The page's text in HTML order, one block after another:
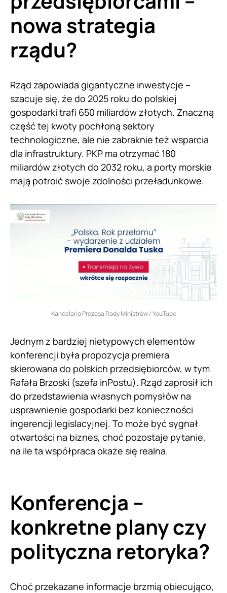
nowa strategia
rządu?
Rząd zapowiada gigantyczne inwestycje –
szacuje się, że do 2025 roku do polskiej
gospodarki trafi 650 miliardów złotych. Znaczną
część tej kwoty pochłoną sektory
technologiczne, ale nie zabraknie też wsparcia
dla infrastruktury. PKP ma otrzymać 180
miliardów złotych do 2032 roku, a porty morskie
mają potroić swoje zdolności przeładunkowe.
Kancelaria Prezesa Rady Ministrów / YouTube
Jednym z bardziej nietypowych elementów
konferencji była propozycja premiera
skierowana do polskich przedsiębiorców, w tym
Rafała Brzoski (szefa inPostu). Rząd zaprosił ich
do przedstawienia własnych pomysłów na
usprawnienie gospodarki bez konieczności
ingerencji legislacyjnej. To może być sygnał
otwartości na biznes, choć pozostaje pytanie,
na ile ta współpraca okaże się realna.
Konferencja –
konkretne plany czy
polityczna retoryka?
Choć przekazane informacje brzmią obiecująco,